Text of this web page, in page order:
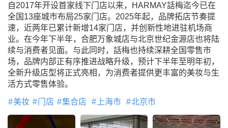
自2017年开设首家线下门店以来，HARMAY話梅迄今已在
全国13座城巿布局25家门店。2025年起，品牌拓店节奏提
速，近两年已累计新增14家门店，并创新性地进驻机场商
业。在今年下半年，合肥万象城店与北京世纪金源店也将陆
续与消费者见面。与此同时，話梅也持续深耕全国零售巿
场，品牌内部正有序推进战略升级，预计下半年至明年初，
全新升级店型将正式亮相，为消费者提供更丰富的美妆与生
活方式零售体验。
美妆 门店 集合店 上海市 北京市